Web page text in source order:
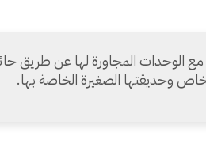
المجاورة لها عن طريق
وحديقتها الصغيرة الخاصة بها.